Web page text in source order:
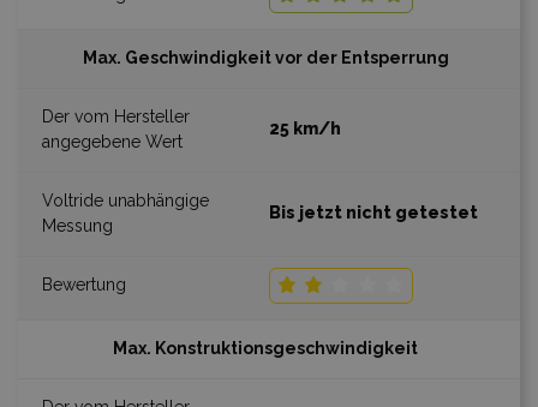
Max. Geschwindigkeit vor der Entsperrung
25 km/h
Bis jetzt nicht getestet
Max. Konstruktionsgeschwindigkeit